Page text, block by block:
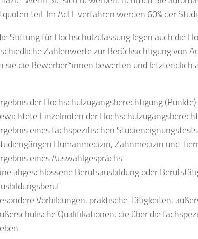
teil. Im AdH-verfahren werden 60% der
Stiftung für Hochschulzulassung legen auch die
Zahlenwerte zur Berücksichtigung von
sie die Bewerber*innen bewerten und letztendlich
der Hochschulzugangsberechtigung (Punkte)
Einzelnoten der
eines fachspezifischen
Humanmedizin, Zahnmedizin und
eines Auswahlgesprächs
abgeschlossene Berufsausbildung oder
Vorbildungen, praktische Tätigkeiten,
Qualifikationen, die über die